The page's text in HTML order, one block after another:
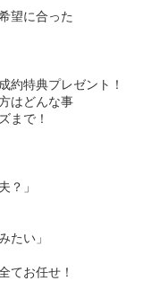
望に合った
約特典プレゼント！
はどんな事
まで！
？」
たい」
てお任せ！